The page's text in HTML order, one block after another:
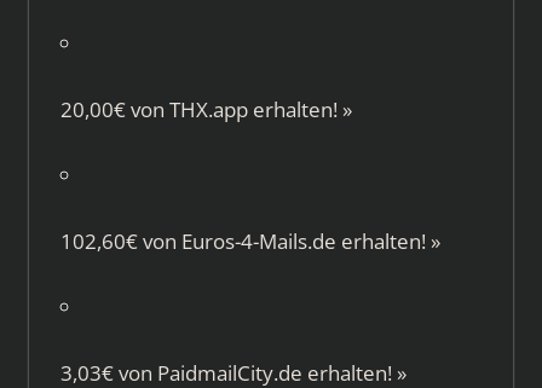
20,00€ von THX.apperhalten! »
102,60€ von Euros-4-Mails.de erhalten! »
3,03€ von PaidmailCity.de erhalten! »